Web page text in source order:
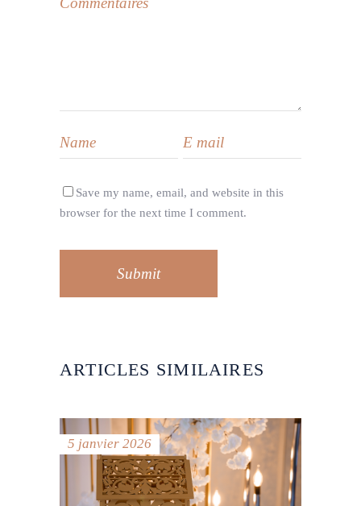
Save my name, email, and website in this
browser for the next time I comment.
Submit
ARTICLES SIMILAIRES
5 janvier 2026